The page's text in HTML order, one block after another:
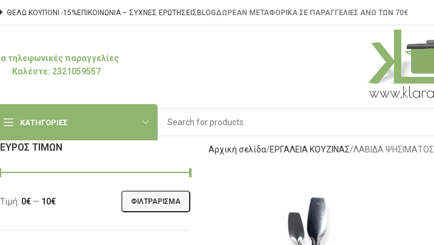
ΘΕΛΩ ΚΟΥΠΟΝΙ -15%ΕΠΙΚΟΙΝΩΝΊΑ – ΣΥΧΝΈΣ ΕΡΩΤΉΣΕΙΣBLOGΔΩΡΕΑΝ ΜΕΤΑΦΟΡΙΚΑ ΣΕ ΠΑΡΑΓΓΕΛΙΕΣ ΑΝΩ ΤΩΝ 70€
τηλεφωνικές παραγγελίες
Καλέστε: 2321059557
ΚΑΤΗΓΟΡΙΕΣ
ΕΎΡΟΣ ΤΙΜΏΝ
ΦΙΛΤΡΆΡΙΣΜΑ
Τιμή: 0€ — 10€
Αρχική σελίδα ΕΡΓΑΛΕΙΑ ΚΟΥΖΙΝΑΣ ΛΑΒΙΔΑ ΨΗΣΙΜΑΤΟΣ